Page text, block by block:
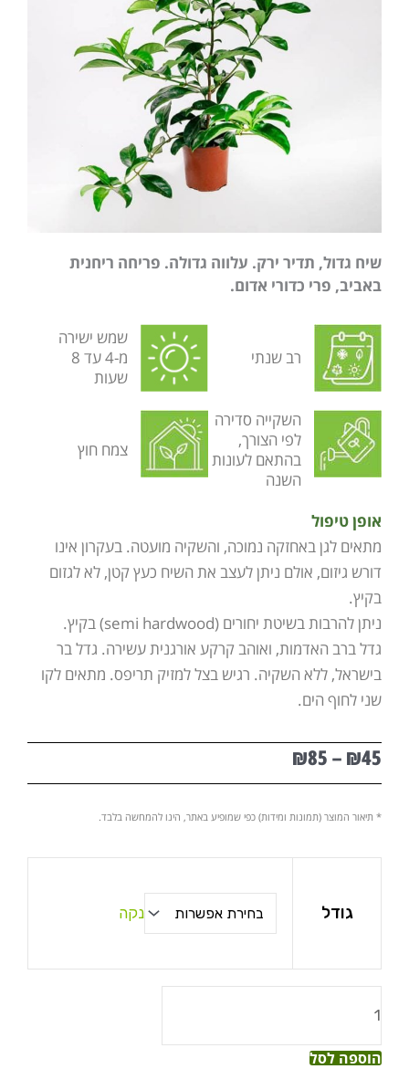
שיח גדול, תדיר ירק. עלווה גדולה. פריחה ריחנית
באביב, פרי כדורי אדום.
רב שנתי
שמש ישירה
מ-4 עד 8
שעות
השקייה סדירה
לפי הצורך,
בהתאם לעונות
השנה
צמח חוץ
אופן טיפול
מתאים לגן באחזקה נמוכה, והשקיה מועטה. בעקרון אינו
דורש גיזום, אולם ניתן לעצב את השיח כעץ קטן, לא לגזום
בקיץ.
ניתן להרבות בשיטת יחורים (semi hardwood) בקיץ.
גדל ברב האדמות, ואוהב קרקע אורגנית עשירה. גדל בר
בישראל, ללא השקיה. רגיש בצל למזיק תריפס. מתאים לקו
שני לחוף הים.
₪45
–
₪85
עד
* תיאור המוצר (תמונות ומידות) כפי שמופיע באתר, הינו להמחשה בלבד.
גודל נקה
הוספה לסל